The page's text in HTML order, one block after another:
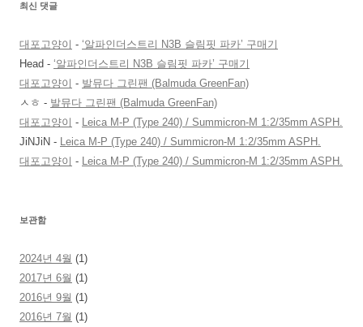
최신 댓글
대포고양이 - ‘알파인더스트리 N3B 슬림핏 파카’ 구매기
Head - ‘알파인더스트리 N3B 슬림핏 파카’ 구매기
대포고양이 - 발뮤다 그린팬 (Balmuda GreenFan)
ㅅㅎ - 발뮤다 그린팬 (Balmuda GreenFan)
대포고양이 - Leica M-P (Type 240) / Summicron-M 1:2/35mm ASPH.
JiNJiN - Leica M-P (Type 240) / Summicron-M 1:2/35mm ASPH.
대포고양이 - Leica M-P (Type 240) / Summicron-M 1:2/35mm ASPH.
보관함
2024년 4월 (1)
2017년 6월 (1)
2016년 9월 (1)
2016년 7월 (1)